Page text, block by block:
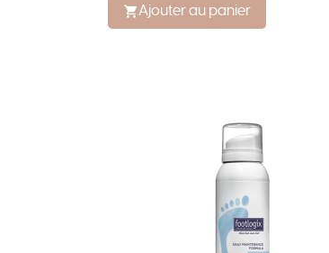
Ajouter au panier